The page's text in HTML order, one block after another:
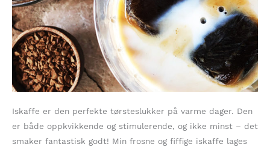
Iskaffe er den perfekte tørsteslukker på varme dager. Den
er både oppkvikkende og stimulerende, og ikke minst – det
smaker fantastisk godt! Min frosne og fiffige iskaffe lages